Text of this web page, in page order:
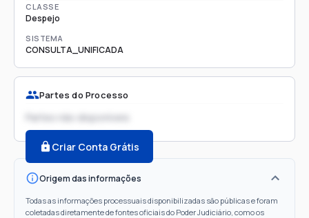
CLASSE
Despejo
SISTEMA
CONSULTA_UNIFICADA
Partes do Processo
Partes não disponíveis
Criar Conta Grátis
Origem das informações
Todas as informações processuais disponibilizadas são públicas e foram
coletadas diretamente de fontes oficiais do Poder Judiciário, como os